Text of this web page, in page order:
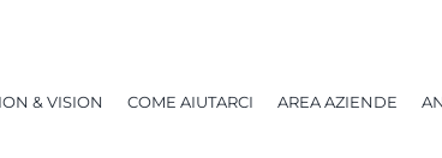
& VISION COME AIUTARCI AREA AZIENDE